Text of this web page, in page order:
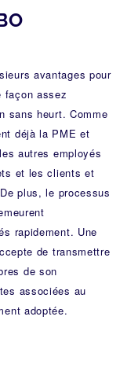
avantages pour
façon assez
sans heurt. Comme
déjà la PME et
autres employés
et les clients et
plus, le processus
rapidement. Une
de transmettre
de son
associées au
adoptée.